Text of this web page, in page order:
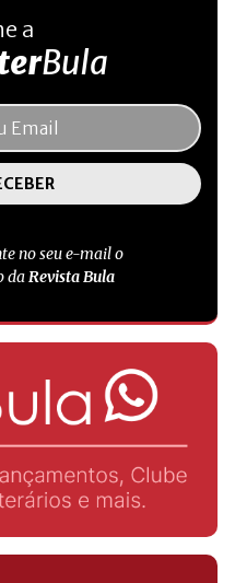
a
Bula
no seu e-mail o
daRevista Bula